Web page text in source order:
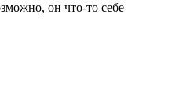
он что-то себе